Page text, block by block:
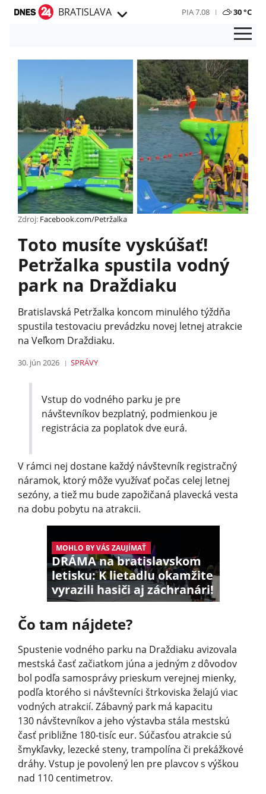
BRATISLAVA PIA 7.08 30 °C
Zdroj: Facebook.com/Petržalka
Toto musíte vyskúšať!
Petržalka spustila vodný
park na Draždiaku
Bratislavská Petržalka koncom minulého týždňa
spustila testovaciu prevádzku novej letnej atrakcie
na Veľkom Draždiaku.
30. jún 2026 SPRÁVY
Vstup do vodného parku je pre
návštevníkov bezplatný, podmienkou je
registrácia za poplatok dve eurá.
V rámci nej dostane každý návštevník registračný
náramok, ktorý môže využívať počas celej letnej
sezóny, a tiež mu bude zapožičaná plavecká vesta
na dobu pobytu na atrakcii.
MOHLO BY VÁS ZAUJÍMAŤ
DRÁMA na bratislavskom
letisku: K lietadlu okamžite
vyrazili hasiči aj záchranári!
Čo tam nájdete?
Spustenie vodného parku na Draždiaku avizovala
mestská časť začiatkom júna a jedným z dôvodov
bol podľa samosprávy prieskum verejnej mienky,
podľa ktorého si návštevníci štrkoviska želajú viac
vodných atrakcií. Zábavný park má kapacitu
130 návštevníkov a jeho výstavba stála mestskú
časť približne 180-tisíc eur. Súčasťou atrakcie sú
šmykľavky, lezecké steny, trampolína či prekážkové
dráhy. Vstup je povolený len pre plavcov s výškou
nad 110 centimetrov.